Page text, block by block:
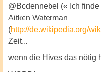
@Bodennebel (« Ich
Aitken Waterman
(http://de.wikipedia.org/
Zeit...
wenn die Hives das nötig